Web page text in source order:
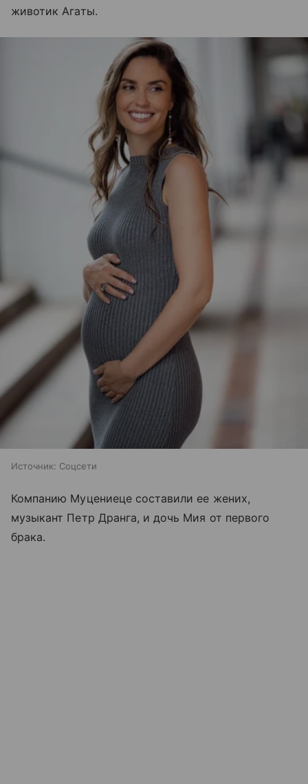
животик Агаты.
Источник: Соцсети
Компанию Муцениеце составили ее жених,
музыкант Петр Дранга, и дочь Мия от первого
брака.